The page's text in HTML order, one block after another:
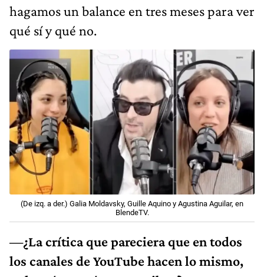
hagamos un balance en tres meses para ver
qué sí y qué no.
(De izq. a der.) Galia Moldavsky, Guille Aquino y Agustina Aguilar, en
BlendeTV.
—¿La crítica que pareciera que en todos
los canales de YouTube hacen lo mismo,